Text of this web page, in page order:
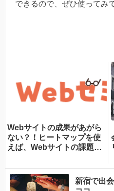
できるので、ぜひ使ってみ
Webサイトの成果があがら
ない？！ヒートマップを使
えば、Webサイトの課題が
できることを専門家が分か
りやすく解説！
新宿で出